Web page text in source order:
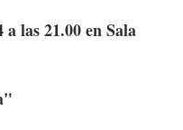
a las 21.00 en Sala